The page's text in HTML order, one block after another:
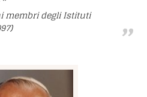
membri degli Istituti